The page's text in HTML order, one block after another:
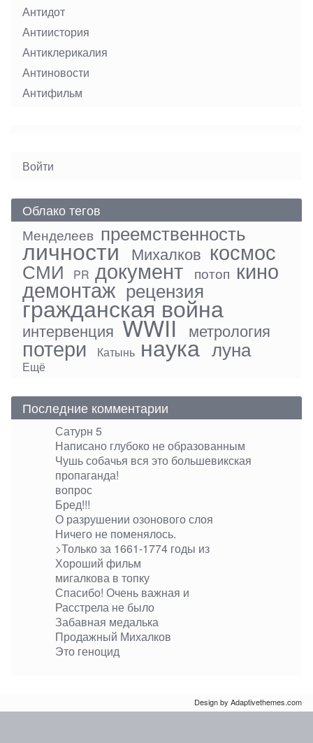
Антидот
Антиистория
Антиклерикалия
Антиновости
Антифильм
User
Войти
Облако тегов
Менделеев преемственность
личности Михалков космос
СМИ PR документ потоп кино
демонтаж рецензия
гражданская война
интервенция WWII метрология
потери Катынь наука луна
Ещё
Последние комментарии
Сатурн 5
Написано глубоко не образованным
Чушь собачья вся это большевикская
пропаганда!
вопрос
Бред!!!
О разрушении озонового слоя
Ничего не поменялось.
>Только за 1661-1774 годы из
Хороший фильм
мигалкова в топку
Спасибо! Очень важная и
Расстрела не было
Забавная медалька
Продажный Михалков
Это геноцид
Design by Adaptivethemes.com